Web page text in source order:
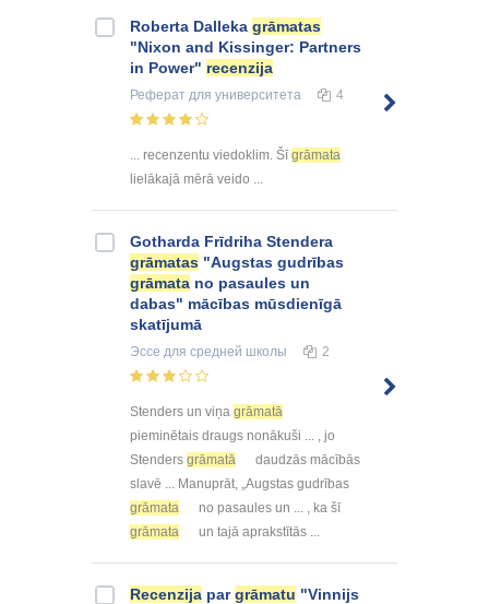
Roberta Dalleka grāmatas
"Nixon and Kissinger: Partners
in Power" recenzija
Реферат для университета 4
... recenzentu viedoklim. Šīgrāmata
lielākajā mērā veido ...
Gotharda Frīdriha Stendera
grāmatas "Augstas gudrības
grāmata no pasaules un
dabas" mācības mūsdienīgā
skatījumā
Эссе для средней школы 2
Stenders un viņa grāmatā
pieminētais draugs nonākuši ... , jo
Stenders grāmatā
daudzās mācībās
slavē ... Manuprāt, „Augstas gudrības
grāmata
no pasaules un ... , ka šī
grāmata
un tajā aprakstītās ...
Recenzija pargrāmatu "Vinnijs